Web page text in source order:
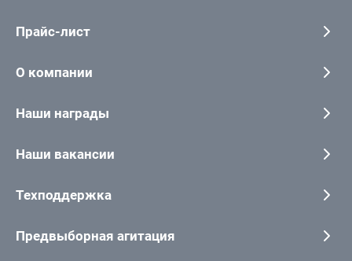
Прайс-лист
О компании
Наши награды
Наши вакансии
Техподдержка
Предвыборная агитация